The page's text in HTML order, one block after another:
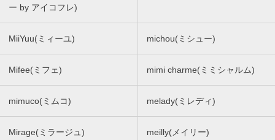
ー by アイコフレ)
MiiYuu(ミィーユ) michou(ミシュー)
Mifee(ミフェ) mimi charme(ミミシャルム)
mimuco(ミムコ) melady(ミレディ)
Mirage(ミラージュ) meilly(メイリー)